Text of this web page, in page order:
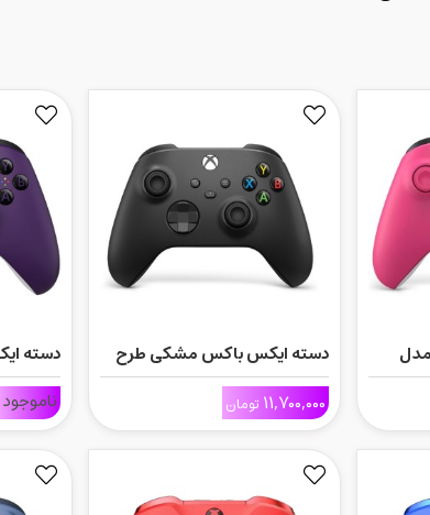
دسته ایکس باکس مشکی طرح
Carbon Black
11,700,000 تومان
دسته
رنگ
ناموجود